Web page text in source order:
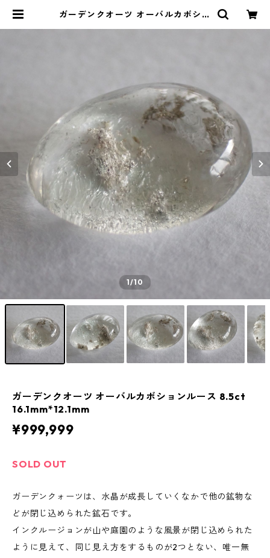
ガーデンクオーツ オーバルカボショ
1/10
ガーデンクオーツ オーバルカボションルース 8.5ct
16.1mm*12.1mm
¥999,999
SOLD OUT
ガーデンクォーツは、水晶が成長していくなかで他の鉱物な
どが閉じ込められた鉱石です。
インクルージョンが山や庭園のような風景が閉じ込められた
ように見えて、同じ見え方をするものが2つとない、唯一無